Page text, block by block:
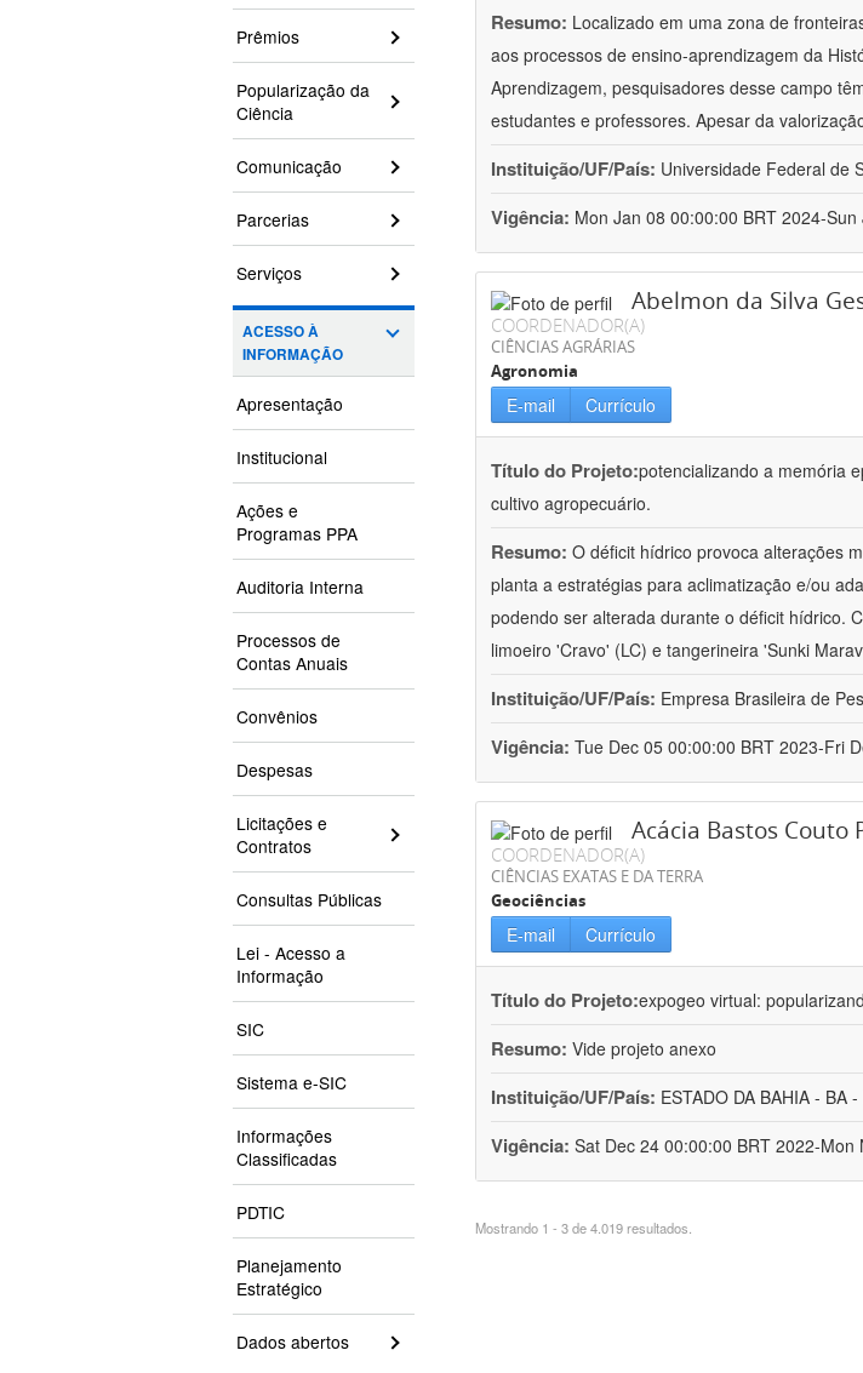
Prêmios
Popularização da
Ciência
Comunicação
Parcerias
Serviços
ACESSO À
INFORMAÇÃO
Apresentação
Institucional
Ações e
Programas PPA
Auditoria Interna
Processos de
Contas Anuais
Convênios
Despesas
Licitações e
Contratos
Consultas Públicas
Lei - Acesso a
Informação
SIC
Sistema e-SIC
Informações
Classificadas
PDTIC
Planejamento
Estratégico
Dados abertos
Resumo: Localizado em uma zona de
aos processos de ensino-aprendizagem da
Aprendizagem, pesquisadores desse campo
estudantes e professores. Apesar da
Instituição/UF/País: Universidade Federal de
Vigência: Mon Jan 08 00:00:00 BRT 2024-
Abelmon da Silva
COORDENADOR(A)
CIÊNCIAS AGRÁRIAS
Agronomia
E-mail Currículo
Título do Projeto:potencializando a memória
cultivo agropecuário.
Resumo: O déficit hídrico provoca alterações
planta a estratégias para aclimatização e/ou
podendo ser alterada durante o déficit hídrico.
limoeiro 'Cravo' (LC) e tangerineira 'Sunki
Instituição/UF/País: Empresa Brasileira de
Vigência: Tue Dec 05 00:00:00 BRT 2023-Fri
Acácia Bastos Couto
COORDENADOR(A)
CIÊNCIAS EXATAS E DA TERRA
Geociências
E-mail Currículo
Título do Projeto:expogeo virtual:
Resumo: Vide projeto anexo
Instituição/UF/País: ESTADO DA BAHIA - BA
Vigência: Sat Dec 24 00:00:00 BRT 2022-Mon
Mostrando 1 - 3 de 4.019 resultados.